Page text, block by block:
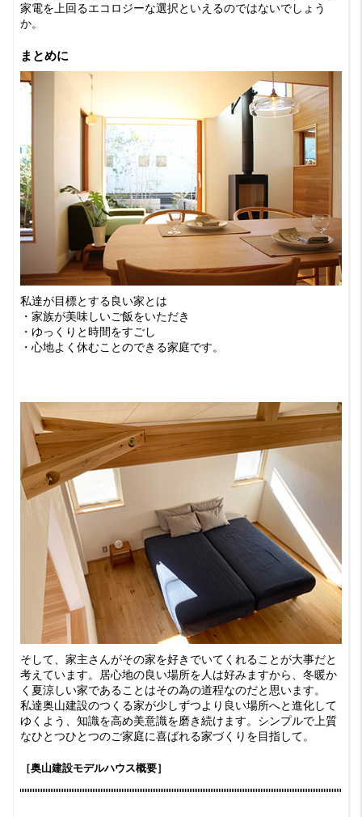
家電を上回るエコロジーな選択といえるのではないでしょう
か。
まとめに
私達が目標とする良い家とは
・家族が美味しいご飯をいただき
・ゆっくりと時間をすごし
・心地よく休むことのできる家庭です。
そして、家主さんがその家を好きでいてくれることが大事だと
考えています。居心地の良い場所を人は好みますから、冬暖か
く夏涼しい家であることはその為の道程なのだと思います。
私達奥山建設のつくる家が少しずつより良い場所へと進化して
ゆくよう、知識を高め美意識を磨き続けます。シンプルで上質
なひとつひとつのご家庭に喜ばれる家づくりを目指して。
［奥山建設モデルハウス概要］